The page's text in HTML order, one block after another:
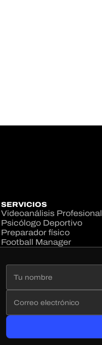
SERVICIOS
Videoanálisis Profesional
Psicólogo Deportivo
Preparador físico
Football Manager